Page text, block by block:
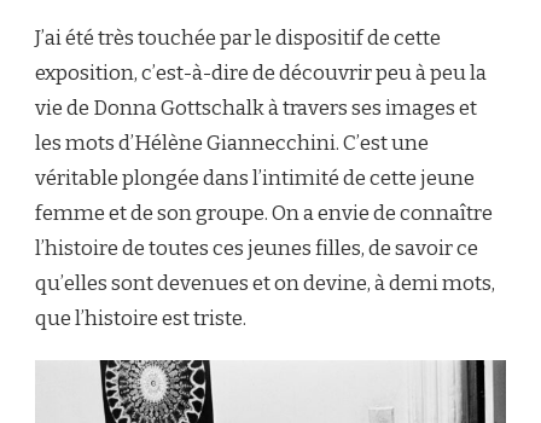
J’ai été très touchée par le dispositif de cette
exposition, c’est-à-dire de découvrir peu à peu la
vie de Donna Gottschalk à travers ses images et
les mots d’Hélène Giannecchini. C’est une
véritable plongée dans l’intimité de cette jeune
femme et de son groupe. On a envie de connaître
l’histoire de toutes ces jeunes filles, de savoir ce
qu’elles sont devenues et on devine, à demi mots,
que l’histoire est triste.